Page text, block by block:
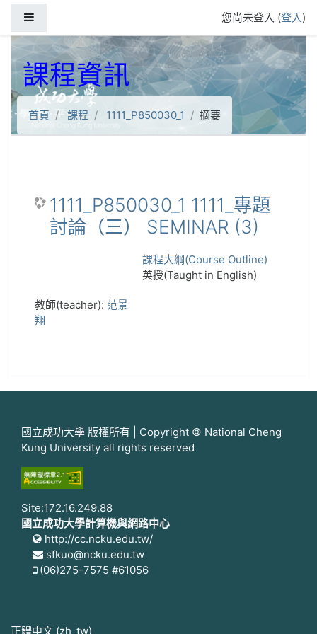
您尚未登入 (登入)
課程資訊
首頁 課程 1111_P850030_1 摘要
1111_P850030_1 1111_專題
討論（三） SEMINAR (3)
課程大綱(Course Outline)
英授(Taught in English)
教師(teacher): 范景
翔
國立成功大學 版權所有 | Copyright © National Cheng
Kung University all rights reserved
Site:172.16.249.88
國立成功大學計算機與網路中心
http://cc.ncku.edu.tw/
sfkuo@ncku.edu.tw
(06)275-7575 #61056
正體中文 ‎(zh_tw)‎